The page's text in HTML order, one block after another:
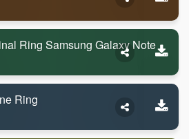
Ring Samsung Galaxy Note
Ring